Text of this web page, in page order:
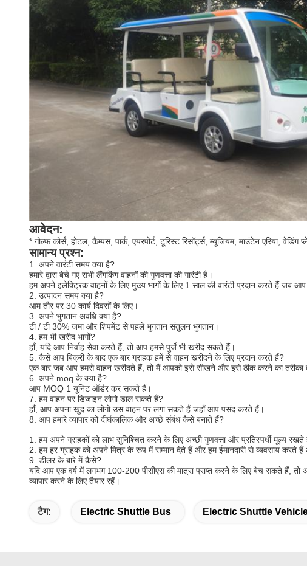
आवेदन:
* गोल्फ कोर्स, होटल, कैम्पस, पार्क, एयरपोर्ट, टूरिस्ट रिसॉर्ट्स, म्यूजियम, माउंटेन एरिया, वेडिंग
सामान्य प्रश्न:
1. अपने वारंटी समय क्या है?
हमारे द्वारा बेचे गए सभी लैंगकिंग वाहनों की गुणवत्ता की गारंटी है।
हम अपने इलेक्ट्रिक वाहनों के लिए मुख्य भागों के लिए 1 साल की वारंटी प्रदान करते हैं जब आप
2. उत्पादन समय क्या है?
आम तौर पर 30 कार्य दिवसों के लिए।
3. अपने भुगतान अवधि क्या है?
टी / टी 30% जमा और शिपमेंट से पहले भुगतान संतुलन भुगतान।
4. हम भी खरीद भागों?
हाँ, यदि आप निर्वाह सेवा करते हैं, तो आप हमसे पुर्जे भी खरीद सकते हैं।
5. कैसे आप बिक्री के बाद एक बार ग्राहक हमें से वाहन खरीदने के लिए प्रदान करते हैं?
एक बार जब आप हमसे वाहन खरीदते हैं, तो मैं आपको इसे सीखने और इसे ठीक करने का तरीका
6. अपने moq के क्या है?
आप MOQ 1 यूनिट ऑर्डर कर सकते हैं।
7. हम वाहन पर डिजाइन लोगो डाल सकते हैं?
हाँ, आप अपना खुद का लोगो उस वाहन पर लगा सकते हैं जहाँ आप पसंद करते हैं।
8. आप हमारे व्यापार को दीर्घकालिक और अच्छे संबंध कैसे बनाते हैं?
1. हम अपने ग्राहकों को लाभ सुनिश्चित करने के लिए अच्छी गुणवत्ता और प्रतिस्पर्धी मूल्य रखते
2. हम हर ग्राहक को अपने मित्र के रूप में सम्मान देते हैं और हम ईमानदारी से व्यवसाय करते
9. डीलर के बारे में कैसे?
यदि आप एक वर्ष में लगभग 100-200 पीसीएस की मात्रा प्राप्त करने के लिए बेच सकते हैं,
व्यापार करने के लिए तैयार रहें।
टैग: Electric Shuttle Bus Electric Shuttle